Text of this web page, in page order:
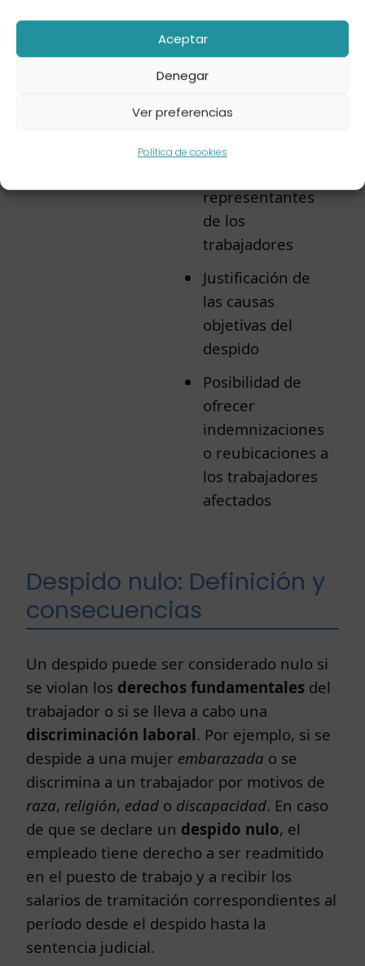
Aceptar
Denegar
Ver preferencias
Política de cookies
Constitución de
una comisión
los trabajadores
Período de
representantes
de los
trabajadores
Justificación de
las causas
objetivas del
despido
Posibilidad de
ofrecer
indemnizaciones
o reubicaciones a
los trabajadores
afectados
Despido nulo: Definición y
consecuencias
Un despido puede ser considerado nulo si
se violan los derechos fundamentales del
trabajador o si se lleva a cabo una
discriminación laboral. Por ejemplo, si se
despide a una mujer embarazada o se
discrimina a un trabajador por motivos de
raza, religión, edad o discapacidad. En caso
de que se declare un despido nulo, el
empleado tiene derecho a ser readmitido
en el puesto de trabajo y a recibir los
salarios de tramitación correspondientes al
período desde el despido hasta la
sentencia judicial.